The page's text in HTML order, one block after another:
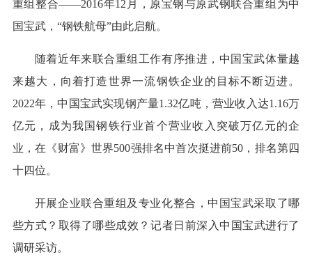
重组整合——2016年12月，原宝钢与原武钢联合重组为中
国宝武，“钢铁航母”由此启航。
随着近年来联合重组工作有序推进，中国宝武体量越
来越大，向着打造世界一流钢铁企业的目标不断迈进。
2022年，中国宝武实现钢产量1.32亿吨，营业收入达1.16万
亿元，成为我国钢铁行业首个营业收入突破万亿元的企
业，在《财富》世界500强排名中首次挺进前50，排名第四
十四位。
开展企业联合重组及专业化整合，中国宝武采取了哪
些方式？取得了哪些成效？记者日前深入中国宝武进行了
调研采访。